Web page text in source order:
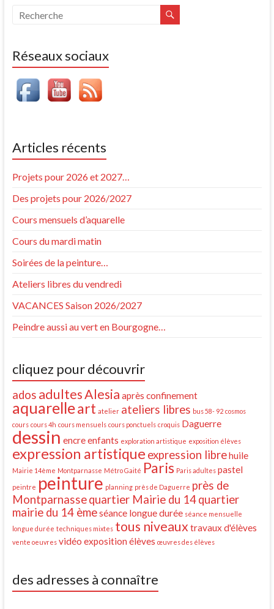
Réseaux sociaux
Articles récents
Projets pour 2026 et 2027…
Des projets pour 2026/2027
Cours mensuels d’aquarelle
Cours du mardi matin
Soirées de la peinture…
Ateliers libres du vendredi
VACANCES Saison 2026/2027
Peindre aussi au vert en Bourgogne…
cliquez pour découvrir
ados adultesAlesia après confinement
aquarelleart atelier ateliers libres bus 58- 92 cosmos
cours cours 4h cours mensuels cours ponctuels croquis Daguerre
dessin encreenfants exploration artistique exposition élèves
expression artistique expression librehuile
Mairie 14ème Montparnasse Métro Gaité Paris Paris adultes pastel
peintre peinture planning près de Daguerre près de
Montparnassequartier Mairie du 14quartier
mairie du 14 èmeséance longue durée séance mensuelle
longue durée techniques mixtes tous niveaux travaux d'élèves
vente oeuvres vidéo exposition élèves œuvres des élèves
des adresses à connaître